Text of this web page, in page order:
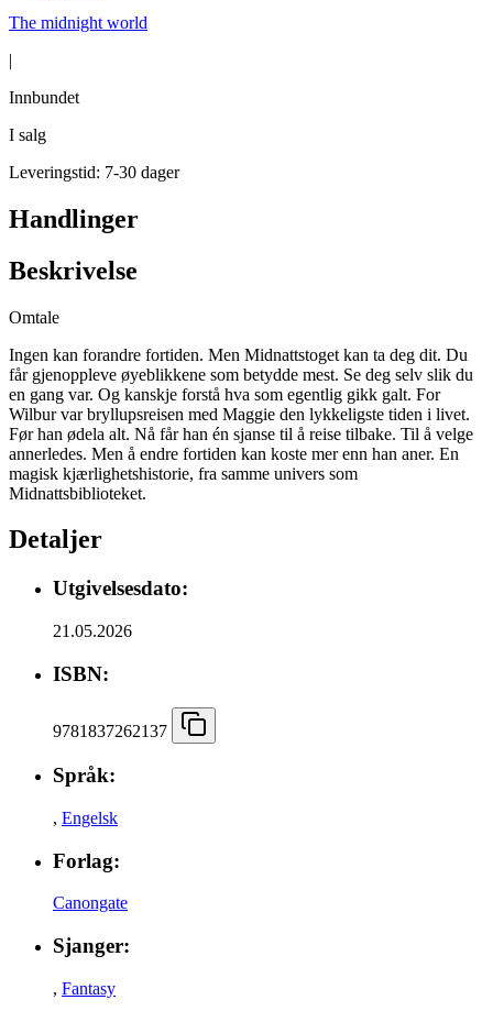
The midnight world
|
Innbundet
I salg
Leveringstid: 7-30 dager
Handlinger
Beskrivelse
Omtale
Ingen kan forandre fortiden. Men Midnattstoget kan ta deg dit. Du
får gjenoppleve øyeblikkene som betydde mest. Se deg selv slik du
en gang var. Og kanskje forstå hva som egentlig gikk galt. For
Wilbur var bryllupsreisen med Maggie den lykkeligste tiden i livet.
Før han ødela alt. Nå får han én sjanse til å reise tilbake. Til å velge
annerledes. Men å endre fortiden kan koste mer enn han aner. En
magisk kjærlighetshistorie, fra samme univers som
Midnattsbiblioteket.
Detaljer
Utgivelsesdato:
21.05.2026
ISBN:
9781837262137
Språk:
, Engelsk
Forlag:
Canongate
Sjanger:
, Fantasy